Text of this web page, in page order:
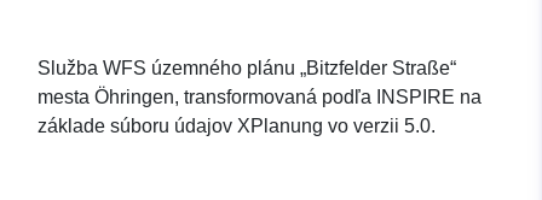
Služba WFS územného plánu „Bitzfelder Straße“
mesta Öhringen, transformovaná podľa INSPIRE na
základe súboru údajov XPlanung vo verzii 5.0.